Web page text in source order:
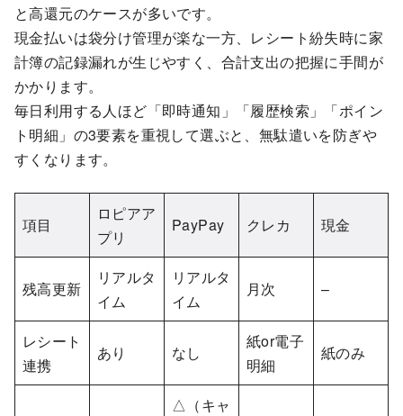
と高還元のケースが多いです。
現金払いは袋分け管理が楽な一方、レシート紛失時に家
計簿の記録漏れが生じやすく、合計支出の把握に手間が
かかります。
毎日利用する人ほど「即時通知」「履歴検索」「ポイン
ト明細」の3要素を重視して選ぶと、無駄遣いを防ぎや
すくなります。
項目
ロピアア
プリ
PayPay クレカ 現金
残高更新
リアルタ
イム
リアルタ
イム
月次 –
レシート
連携
あり なし
紙or電子
明細
紙のみ
△（キャ